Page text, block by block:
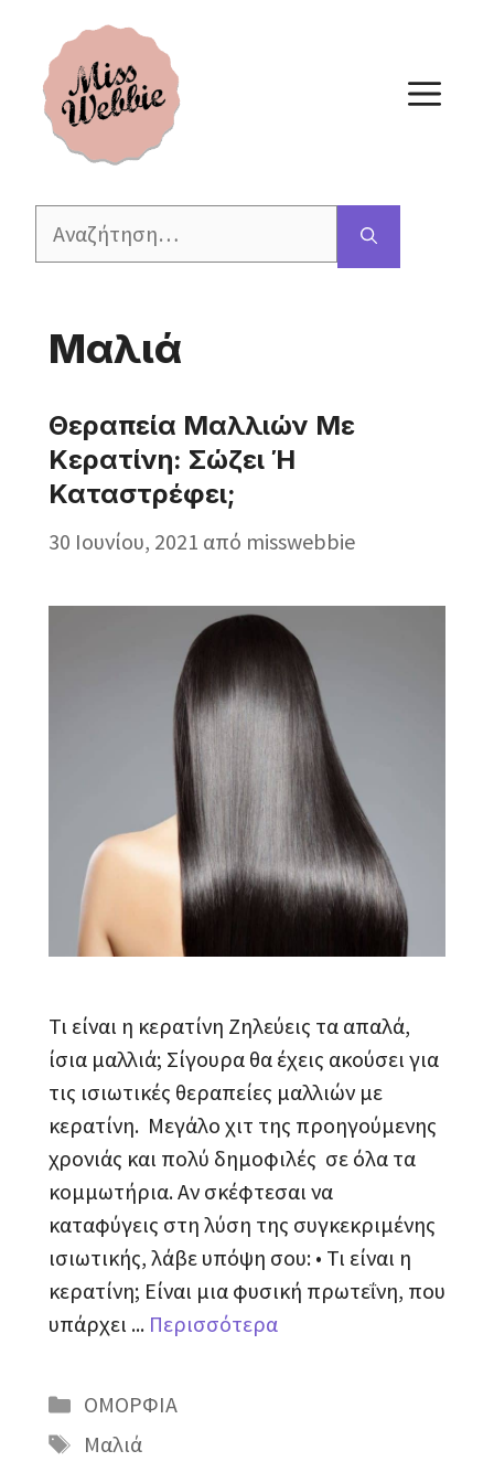
περιεχόμενο
Αναζήτηση
Μαλιά
Θεραπεία Μαλλιών Με
Κερατίνη: Σώζει Ή
Καταστρέφει;
30 Ιουνίου, 2021 από misswebbie
Τι είναι η κερατίνη Ζηλεύεις τα απαλά,
ίσια μαλλιά; Σίγουρα θα έχεις ακούσει για
τις ισιωτικές θεραπείες μαλλιών με
κερατίνη. Μεγάλο χιτ της προηγούμενης
χρονιάς και πολύ δημοφιλές σε όλα τα
κομμωτήρια. Αν σκέφτεσαι να
καταφύγεις στη λύση της συγκεκριμένης
ισιωτικής, λάβε υπόψη σου: • Τι είναι η
κερατίνη; Είναι μια φυσική πρωτεΐνη, που
υπάρχει ... Περισσότερα
Κατηγορίες
ΟΜΟΡΦΙΑ
Ετικέτες
Μαλιά